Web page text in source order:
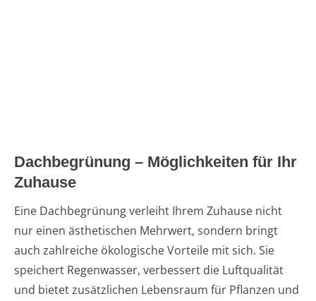
Dachbegrünung – Möglichkeiten für Ihr
Zuhause
Eine Dachbegrünung verleiht Ihrem Zuhause nicht
nur einen ästhetischen Mehrwert, sondern bringt
auch zahlreiche ökologische Vorteile mit sich. Sie
speichert Regenwasser, verbessert die Luftqualität
und bietet zusätzlichen Lebensraum für Pflanzen und